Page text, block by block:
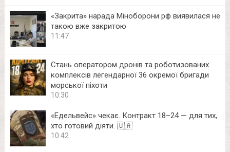
«Закрита» нарада Міноборони рф виявилася не
такою вже закритою
11:47
Стань оператором дронів та роботизованих
комплексів легендарної 36 окремої бригади
морської піхоти
10:30
«Едельвейс» чекає. Контракт 18–24 — для тих,
хто готовий діяти. 🇺🇦
10:42